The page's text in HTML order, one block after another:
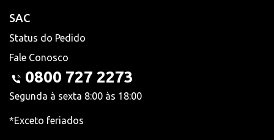
SAC
Status do Pedido
Fale Conosco
0800 727 2273
Segunda à sexta 8:00 às 18:00
*Exceto feriados